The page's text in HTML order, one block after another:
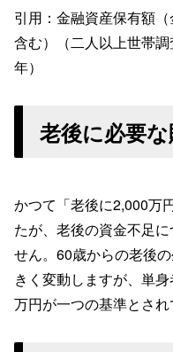
引用：金融資産保有額
含む）（二人以上世帯
年）
老後に必要
かつて「老後に2,000万
たが、老後の資金不足
せん。60歳からの老後
きく変動しますが、単
万円が一つの基準とされ